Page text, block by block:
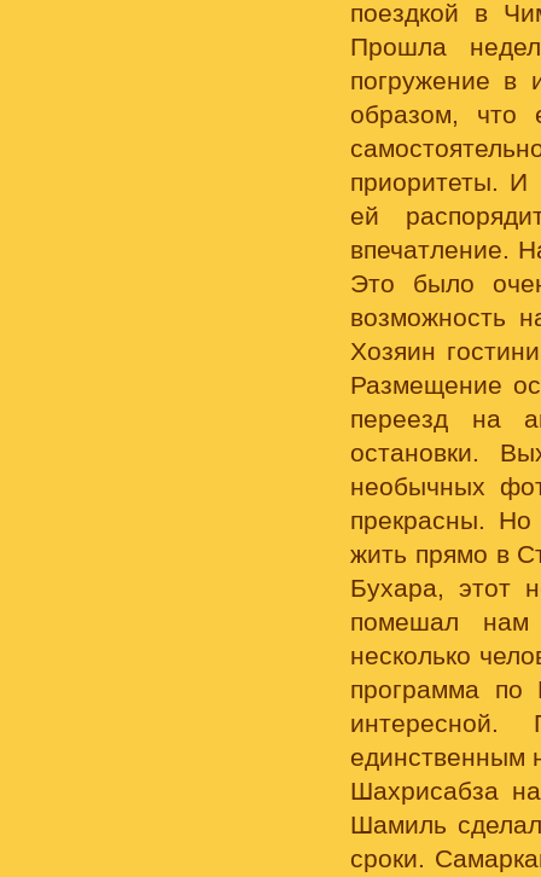
поездкой в
Прошла
погружение в
образом, что
приоритеты.
ей
впечатление.
Это было
возможность
Хозяин
Размещение
переезд на
остановки.
необычных
прекрасны.
жить прямо в
Бухара, этот
помешал нам
несколько
программа по
единственным
Шахрисабза
Шамиль
сроки.